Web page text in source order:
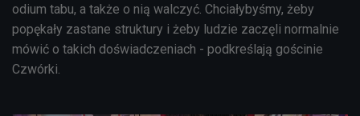
odium tabu, a także o nią walczyć. Chciałybyśmy, żeby
popękały zastane struktury i żeby ludzie zaczęli normalnie
mówić o takich doświadczeniach - podkreślają gościnie
Czwórki.